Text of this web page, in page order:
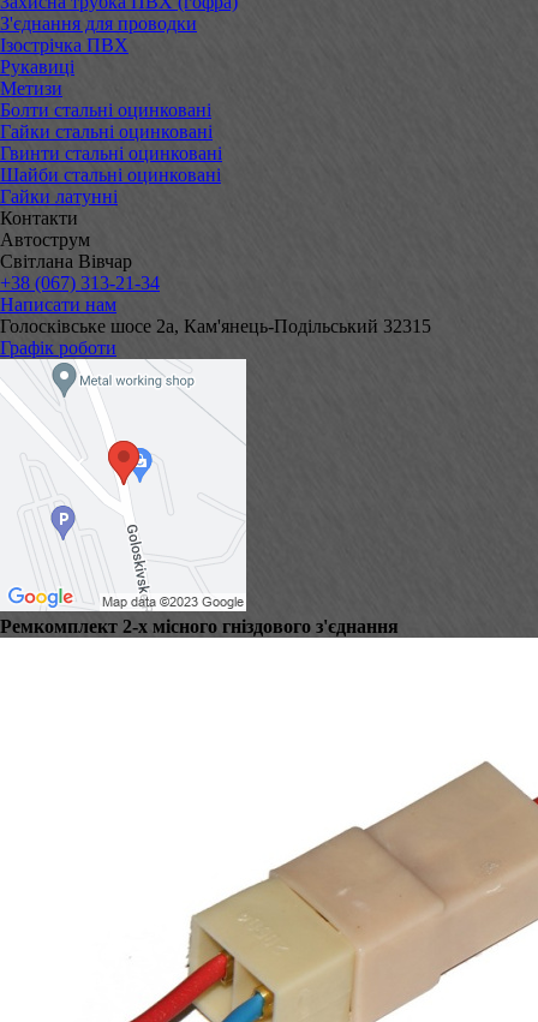
З'єднання для проводки
Ізострічка ПВХ
Рукавиці
Метизи
Болти стальні оцинковані
Гайки стальні оцинковані
Гвинти стальні оцинковані
Шайби стальні оцинковані
Гайки латунні
Контакти
Автострум
Світлана Вівчар
+38 (067) 313-21-34
Написати нам
Голосківське шосе 2а, Кам'янець-Подільський 32315
Графік роботи
Ремкомплект 2-х місного гніздового з'єднання